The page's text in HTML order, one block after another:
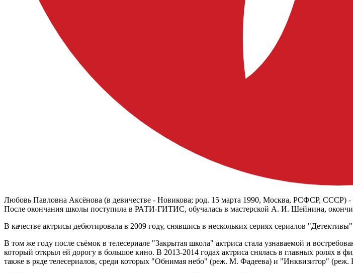
Любовь Павловна Аксёнова (в девичестве - Новикова; род. 15 марта 1990, Москва, РСФСР, СССР) -
После окончания школы поступила в РАТИ-ГИТИС, обучалась в мастерской А. И. Шейнина,
В качестве актрисы дебютировала в 2009 году, снявшись в нескольких сериях сериалов
В том же году после съёмок в телесериале "Закрытая школа" актриса стала узнаваемой и
который открыл ей дорогу в большое кино. В 2013-2014 годах актриса снялась в главных ролях
также в ряде телесериалов, среди которых "Обнимая небо" (реж. М. Фадеева) и "Инквизитор"